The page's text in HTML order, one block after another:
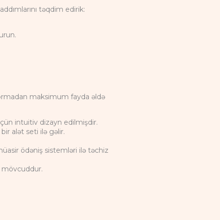
təqdim edirik:
maksimum fayda əldə
intuitiv dizayn edilmişdir.
alət seti ilə gəlir.
ödəniş sistemləri ilə təchiz
mövcuddur.